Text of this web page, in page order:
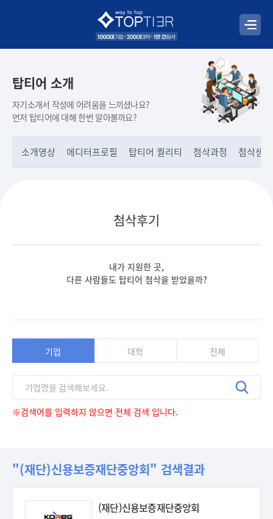
탑티어 소개
자기소개서 작성에 어려움을 느끼셨나요?
먼저 탑티어에 대해 한번 알아볼까요?
소개영상 에디터프로필 탑티어 퀄리티 첨삭과정 첨삭샘플
첨삭후기
내가 지원한 곳,
다른 사람들도 탑티어 첨삭을 받았을까?
기업 대학 전체
※검색어를 입력하지 않으면 전체 검색 입니다.
"(재단)신용보증재단중앙회" 검색결과
(재단)신용보증재단중앙회